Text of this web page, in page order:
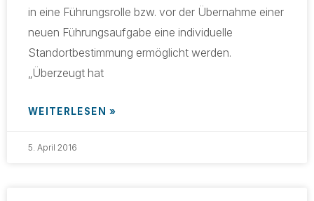
in eine Führungsrolle bzw. vor der Übernahme einer
neuen Führungsaufgabe eine individuelle
Standortbestimmung ermöglicht werden.
„Überzeugt hat
WEITERLESEN »
5. April 2016